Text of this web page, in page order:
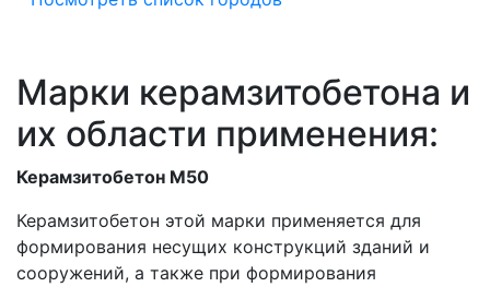
Марки керамзитобетона и
их области применения:
Керамзитобетон М50
Керамзитобетон этой марки применяется для
формирования несущих конструкций зданий и
сооружений, а также при формирования